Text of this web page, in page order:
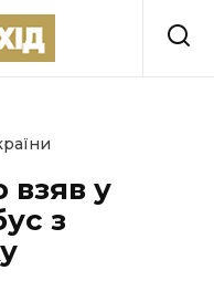
взяв у
з